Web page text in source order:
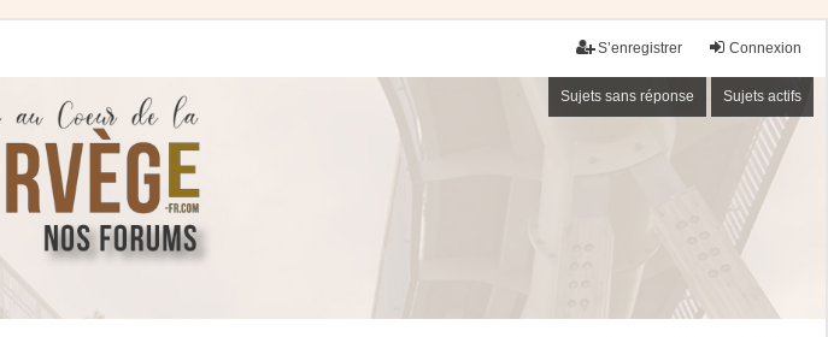
Connexion
S’enregistrer
Sujets sans réponse Sujets actifs